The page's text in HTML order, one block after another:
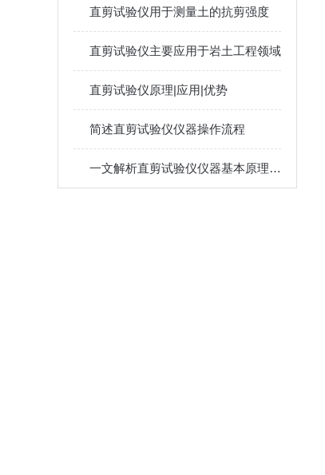
直剪试验仪用于测量土的抗剪强度
直剪试验仪主要应用于岩土工程领域
直剪试验仪原理|应用|优势
简述直剪试验仪仪器操作流程
一文解析直剪试验仪仪器基本原理和主要特点